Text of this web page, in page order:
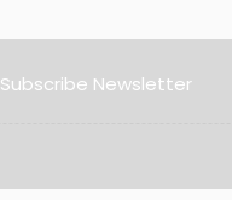
Subscribe Newsletter